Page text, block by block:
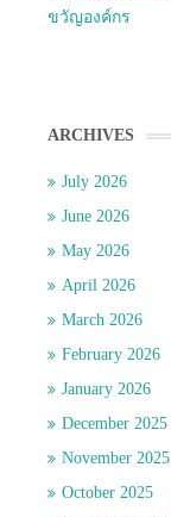
ขวัญองค์กร
ARCHIVES
July 2026
June 2026
May 2026
April 2026
March 2026
February 2026
January 2026
December 2025
November 2025
October 2025